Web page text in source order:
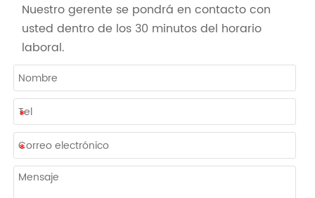
Nuestro gerente se pondrá en contacto con
usted dentro de los 30 minutos del horario
laboral.